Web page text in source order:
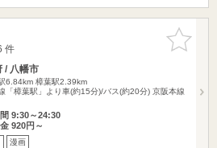
お気に入
りに追加
件
/ 八幡市
6.84km 樟葉駅2.39km
「樟葉駅」より車(約15分)/バス(約20分) 京阪本線
9:30～24:30
920円～
漫画